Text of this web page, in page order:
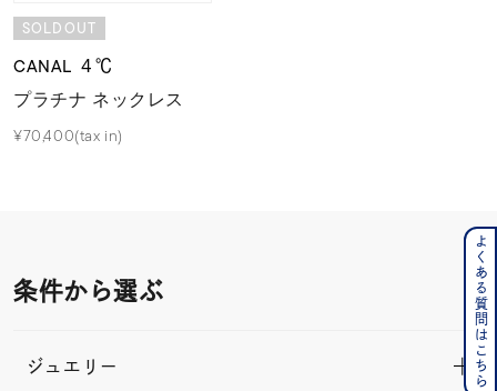
SOLDOUT
CANAL ４℃
プラチナ ネックレス
¥70,400(tax in)
条件から選ぶ
ジュエリー よくある質問はこちら